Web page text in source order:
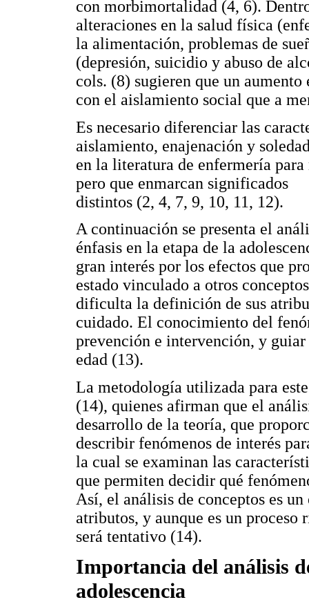
con morbimortalidad (4, 6).
alteraciones en la salud física
la alimentación, problemas de
(depresión, suicidio y abuso de
cols. (8) sugieren que un
con el aislamiento social que a
Es necesario diferenciar las
aislamiento, enajenación y
en la literatura de enfermería
pero que enmarcan significados
distintos (2, 4, 7, 9, 10, 11, 12).
A continuación se presenta el
énfasis en la etapa de la
gran interés por los efectos que
estado vinculado a otros
dificulta la definición de sus
cuidado. El conocimiento del
prevención e intervención, y
edad (13).
La metodología utilizada para
(14), quienes afirman que el
desarrollo de la teoría, que
describir fenómenos de interés
la cual se examinan las
que permiten decidir qué
Así, el análisis de conceptos es
atributos, y aunque es un
será tentativo (14).
Importancia del análisis
adolescencia